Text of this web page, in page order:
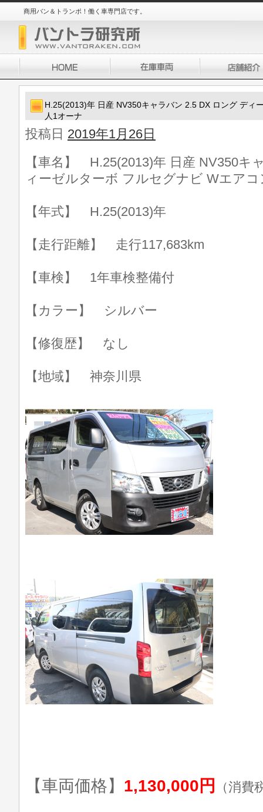
商用バン＆トランポ！働く車専門店です。
H.25(2013)年 日産 NV350キャラバン 2.5 DX ロング ディ
人1オーナ
投稿日 2019年1月26日
【車名】 H.25(2013)年 日産 NV350キ
ィーゼルターボ フルセグナビ Wエア
【年式】 H.25(2013)年
【走行距離】 走行117,683km
【車検】 1年車検整備付
【カラー】 シルバー
【修復歴】 なし
【地域】 神奈川県
【車両価格】 1,130,000円 （消費